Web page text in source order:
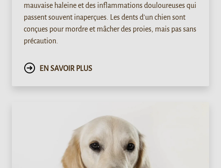
mauvaise haleine et des inflammations douloureuses qui
passent souvent inaperçues. Les dents d'un chien sont
conçues pour mordre et mâcher des proies, mais pas sans
précaution.
EN SAVOIR PLUS